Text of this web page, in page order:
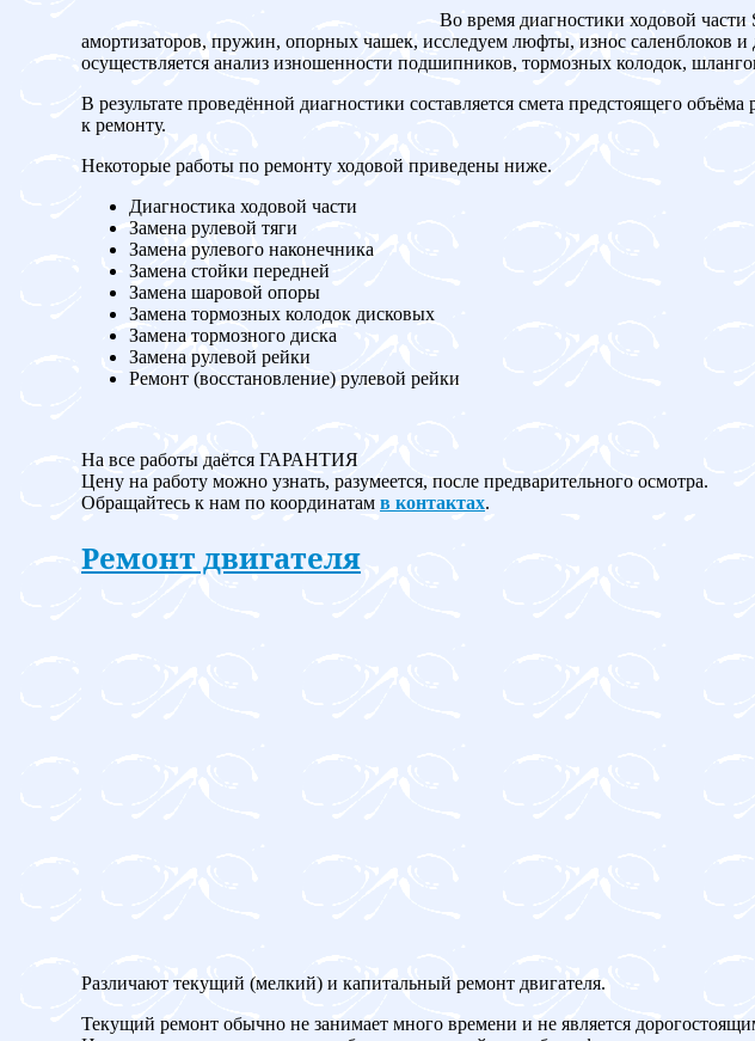
Во время диагностики ходовой
амортизаторов, пружин, опорных чашек, исследуем люфты, износ саленблоков
осуществляется анализ изношенности подшипников, тормозных колодок,
В результате проведённой диагностики составляется смета предстоящего
к ремонту.
Некоторые работы по ремонту ходовой приведены ниже.
Диагностика ходовой части
Замена рулевой тяги
Замена рулевого наконечника
Замена стойки передней
Замена шаровой опоры
Замена тормозных колодок дисковых
Замена тормозного диска
Замена рулевой рейки
Ремонт (восстановление) рулевой рейки
На все работы даётся ГАРАНТИЯ
Цену на работу можно узнать, разумеется, после предварительного осмотра.
Обращайтесь к нам по координатам в контактах.
Ремонт двигателя
Различают текущий (мелкий) и капитальный ремонт двигателя.
Текущий ремонт обычно не занимает много времени и не является